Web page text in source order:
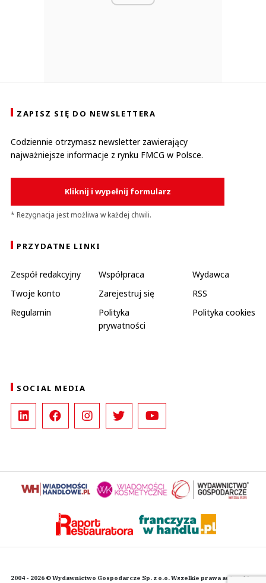
ZAPISZ SIĘ DO NEWSLETTERA
Codziennie otrzymasz newsletter zawierający
najważniejsze informacje z rynku FMCG w Polsce.
Kliknij i wypełnij formularz
* Rezygnacja jest możliwa w każdej chwili.
PRZYDATNE LINKI
Zespół redakcyjny Współpraca
Wydawca
Twoje konto
Zarejestruj się
RSS
Regulamin
Polityka
prywatności
Polityka cookies
SOCIAL MEDIA
2004 - 2026 © Wydawnictwo Gospodarcze Sp. z o.o. Wszelkie prawa autorskie